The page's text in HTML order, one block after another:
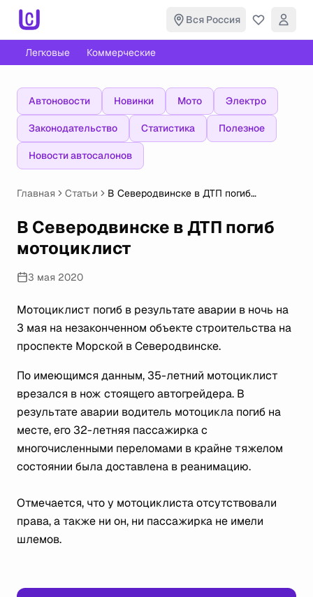
Вся Россия
Легковые Коммерческие
Автоновости Новинки Мото Электро
Законодательство Статистика Полезное
Новости автосалонов
Главная Статьи
В Северодвинске в ДТП погиб
В Северодвинске в ДТП погиб
мотоциклист
3 мая 2020
Мотоциклист погиб в результате аварии в ночь на
3 мая на незаконченном объекте строительства на
проспекте Морской в Северодвинске.
По имеющимся данным, 35-летний мотоциклист
врезался в нож стоящего автогрейдера. В
результате аварии водитель мотоцикла погиб на
месте, его 32-летняя пассажирка с
многочисленными переломами в крайне тяжелом
состоянии была доставлена в реанимацию.
Отмечается, что у мотоциклиста отсутствовали
права, а также ни он, ни пассажирка не имели
шлемов.